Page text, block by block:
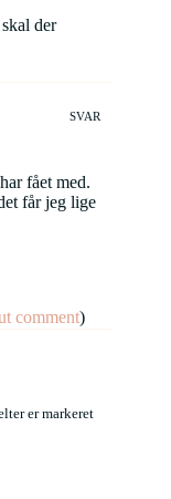
der
SVAR
fået med.
får jeg lige
comment)
er markeret